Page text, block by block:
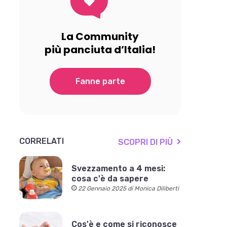
La Community
più panciuta d’Italia!
Fanne parte
CORRELATI SCOPRI DI PIÙ
Svezzamento a 4 mesi:
cosa c'è da sapere
22 Gennaio 2025 di Monica Diliberti
Cos'è e come si riconosce